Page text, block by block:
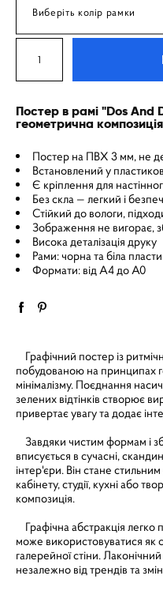
Виберіть колір рамки
Постер в рамі "Dos And
геометрична композиція
Постер на ПВХ 3 мм, не
Встановлений у
Є кріплення для
Без скла — легкий і
Стійкий до вологи,
Зображення не вигорає,
Висока деталізація друку
Рами: чорна та біла
Формати: від A4 до A0
Графічний постер із
побудованою на принципах
мінімалізму. Поєднання
зелених відтінків створює
привертає увагу та додає
Завдяки чистим формам і
вписується в сучасні,
інтер'єри. Він стане
кабінету, студії, кухні або
композиція.
Графічна абстракція
може використовуватися як
галерейної стіни.
незалежно від трендів та